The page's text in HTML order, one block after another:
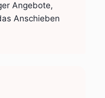
Angebote,
Anschieben